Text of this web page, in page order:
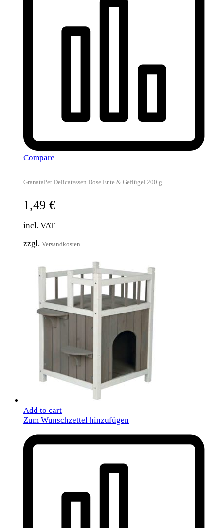
Compare
GranataPet Delicatessen Dose Ente & Geflügel 200 g
1,49 €
incl. VAT
zzgl. Versandkosten
Add to cart
Zum Wunschzettel hinzufügen